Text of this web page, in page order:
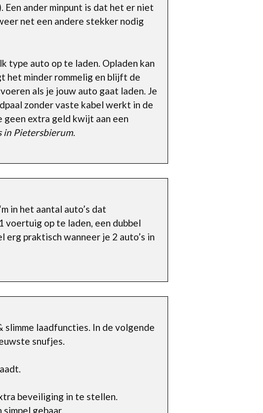
ander minpunt is dat het er niet
net een andere stekker nodig
type auto op te laden. Opladen kan
het minder rommelig en blijft de
als je jouw auto gaat laden. Je
zonder vaste kabel werkt in de
geen extra geld kwijt aan een
in Pietersbierum.
in het aantal auto’s dat
voertuig op te laden, een dubbel
praktisch wanneer je 2 auto’s in
laadfuncties. In de volgende
snufjes.
beveiliging in te stellen.
gebaar.